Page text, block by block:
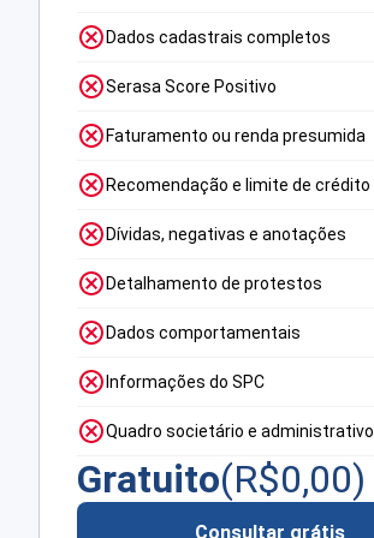
Dados cadastrais completos
Serasa Score Positivo
Faturamento ou renda presumida
Recomendação e limite de crédito
Dívidas, negativas e anotações
Detalhamento de protestos
Dados comportamentais
Informações do SPC
Quadro societário e administrativo
Gratuito(R$0,00)
Consultar grátis